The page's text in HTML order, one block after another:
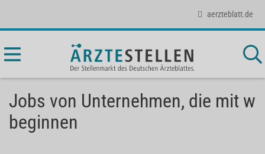
aerzteblatt.de
Jobs von Unternehmen, die mit w
beginnen